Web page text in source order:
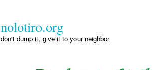
nolotiro.org
don't dump it, give it to your neighbor